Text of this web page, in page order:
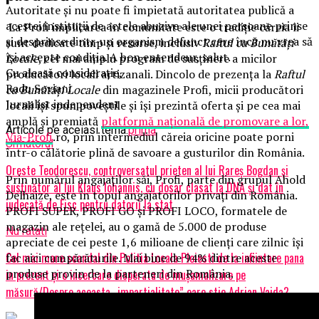
Autoritate și nu poate fi împietată autoritatea publică a
acestei instituții de actele abuzive ale unei persoane prinse
și desprinse dintr-un organism defunct care încă nu vrea să
își accepte condiția. A bon entendeur, salut.
Cu aleasă considerație,
Radu Soviani
Jurnalist independent
Articole pe aceiasi tema:prima
Urmatorul
Oreste Teodorescu, controversatul prieten al lui Rareș Bogdan și
susținător al lui Klaus Iohannis, cu dosar clasat la DNA și dat în
judecată de Fisc pentru datorii la stat
Nu ratati
Cel mai mare scandal din Politia Locala Ploiesti de la infiintare pana
in prezent și o incercare disperata de mușamalizare pe
măsură/Despre aceasta „impartialitate” oare stie Adrian Vaida?
La Profi implicarea în comunitate este o tradiție căreia îi
sunt dedicate timp și resurse, inclusivRaftul cu Bunătăți
Locale, cel mai amplu program de susținere a micilor
producători locali artizanali. Dincolo de prezența laRaftul
cu Bunătăți Localedin magazinele Profi, micii producători
locali își spun poveștile și își prezintă oferta și pe cea mai
amplă și premiată platformă națională de promovare a lor,
Via-Profi.ro, prin intermediul căreia oricine poate porni
într-o călătorie plină de savoare a gusturilor din România.
Prin numărul angajaților săi, Profi, parte din grupul Ahold
Delhaize, este în topul angajatorilor privați din România.
PROFI SUPER, PROFI GO și PROFI LOCO, formatele de
magazin ale rețelei, au o gamă de 5.000 de produse
apreciate de cei peste 1,6 milioane de clienți care zilnic își
fac aici cumpărăturile. Mai bine de 94% dintre aceste
produse provin de la parteneri din România.